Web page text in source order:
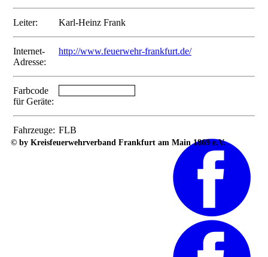
Leiter: Karl-Heinz Frank
Internet-
Adresse:
http://www.feuerwehr-frankfurt.de/
Farbcode
für Geräte:
Fahrzeuge: FLB
© by Kreisfeuerwehrverband Frankfurt am Main 1869 e.V.